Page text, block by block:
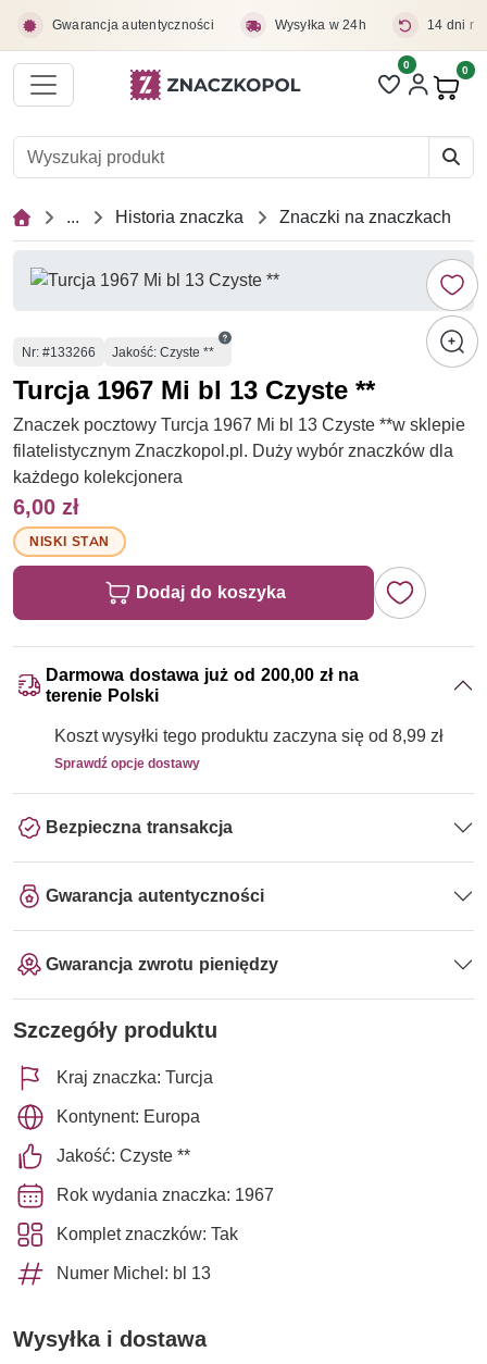
Gwarancja autentyczności Wysyłka w 24h 14 dni
Liczba pozycji
0 0
... Historia znaczka Znaczki na znaczkach
Numer
Nr: #133266 Jakość: Czyste **
Turcja 1967 Mi bl 13 Czyste **
Znaczek pocztowy Turcja 1967 Mi bl 13 Czyste **w sklepie
filatelistycznym Znaczkopol.pl. Duży wybór znaczków dla
każdego kolekcjonera
6,00 zł
NISKI STAN
Dodaj do koszyka
Darmowa dostawa już od 200,00 zł na
terenie Polski
Koszt wysyłki tego produktu zaczyna się od 8,99 zł
Sprawdź opcje dostawy
Bezpieczna transakcja
Gwarancja autentyczności
Gwarancja zwrotu pieniędzy
Szczegóły produktu
Kraj znaczka: Turcja
Kontynent: Europa
Jakość: Czyste **
Rok wydania znaczka: 1967
Komplet znaczków: Tak
Numer Michel: bl 13
Wysyłka i dostawa